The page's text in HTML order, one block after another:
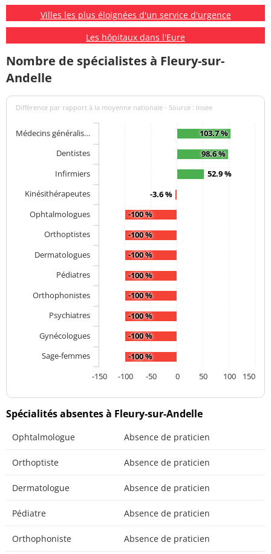
Villes les plus éloignées d'un service d'urgence
Les hôpitaux dans l'Eure
Nombre de spécialistes à Fleury-sur-
Andelle
Différence par rapport à la moyenne nationale - Source : Insee
103.7 %
98.6 %
52.9 %
-3.6 %
-100 %
-100 %
-100 %
-100 %
-100 %
-100 %
-100 %
-100 %
Médecins généralis…
Dentistes
Infirmiers
Kinésithérapeutes
Ophtalmologues
Orthoptistes
Dermatologues
Pédiatres
Orthophonistes
Psychiatres
Gynécologues
Sage-femmes
-150
-100 -50 0 50 100 150
Spécialités absentes à Fleury-sur-Andelle
Ophtalmologue Absence de praticien
Orthoptiste Absence de praticien
Dermatologue Absence de praticien
Pédiatre Absence de praticien
Orthophoniste Absence de praticien